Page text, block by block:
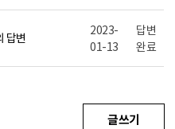
답변
2023-
01-13
답변
완료
글쓰기